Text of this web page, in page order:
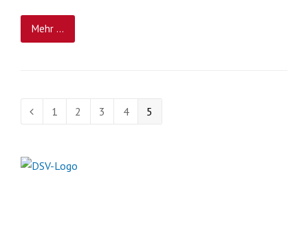
Mehr ...
Vorheriger
Seite
1 Seite
2 Seite
3 Seite
4 Seite
5